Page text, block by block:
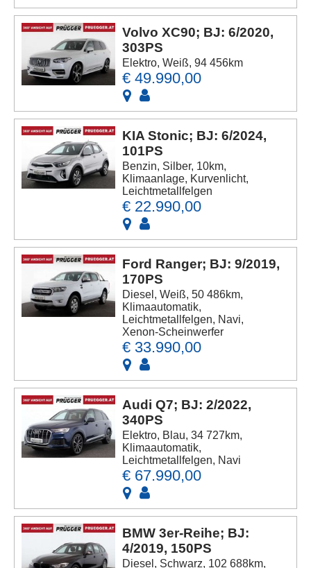
Volvo XC90; BJ: 6/2020,
303PS
Elektro, Weiß, 94 456km
€ 49.990,00
KIA Stonic; BJ: 6/2024,
101PS
Benzin, Silber, 10km,
Klimaanlage, Kurvenlicht,
Leichtmetallfelgen
€ 22.990,00
Ford Ranger; BJ: 9/2019,
170PS
Diesel, Weiß, 50 486km,
Klimaautomatik,
Leichtmetallfelgen, Navi,
Xenon-Scheinwerfer
€ 33.990,00
Audi Q7; BJ: 2/2022,
340PS
Elektro, Blau, 34 727km,
Klimaautomatik,
Leichtmetallfelgen, Navi
€ 67.990,00
BMW 3er-Reihe; BJ:
4/2019, 150PS
Diesel, Schwarz, 102 688km,